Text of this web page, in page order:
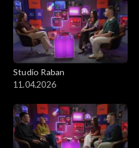
Studio Raban
11.04.2026